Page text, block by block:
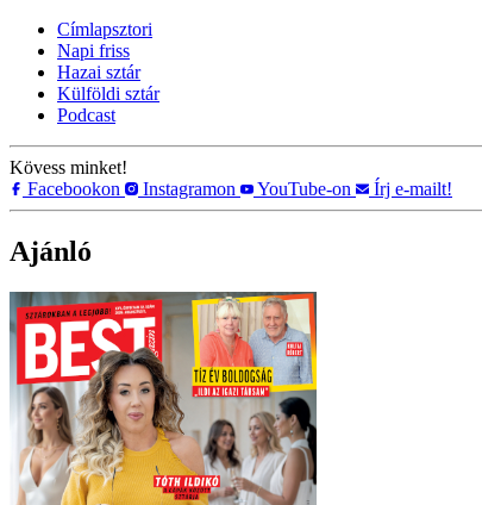
Címlapsztori
Napi friss
Hazai sztár
Külföldi sztár
Podcast
Kövess minket!
Facebookon
Instagramon YouTube-on Írj e-mailt!
Ajánló